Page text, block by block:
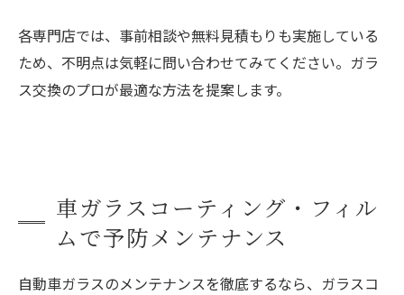
各専門店では、事前相談や無料見積もりも実施している
ため、不明点は気軽に問い合わせてみてください。ガラ
ス交換のプロが最適な方法を提案します。
車ガラスコーティング・フィル
ムで予防メンテナンス
自動車ガラスのメンテナンスを徹底するなら、ガラスコ